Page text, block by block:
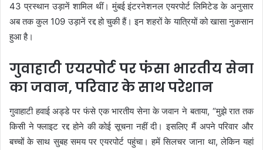
43 प्रस्थान उड़ानें शामिल थीं। मुंबई इंटरनेशनल एयरपोर्ट लिमिटेड के अनुसार
अब तक कुल 109 उड़ानें रद्द हो चुकी हैं। इन शहरों के यात्रियों को खासा नुकसान
हुआ है।
गुवाहाटी एयरपोर्ट पर फंसा भारतीय सेना
का जवान, परिवार के साथ परेशान
गुवाहाटी हवाई अड्डे पर फंसे एक भारतीय सेना के जवान ने बताया, “मुझे रात तक
किसी ने फ्लाइट रद्द होने की कोई सूचना नहीं दी। इसलिए मैं अपने परिवार और
बच्चों के साथ सुबह समय पर एयरपोर्ट पहुंचा। हमें सिलचर जाना था, लेकिन यहां